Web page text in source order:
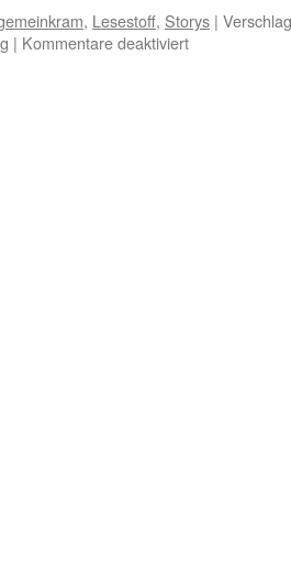
, Lesestoff, Storys |
| Kommentare deaktiviertfür